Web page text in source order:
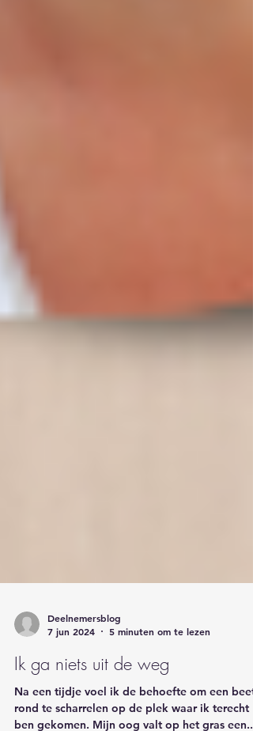
7 jun 2024
5 minuten om te lezen
Ik ga niets uit de weg
Na een tijdje voel ik de behoefte om een